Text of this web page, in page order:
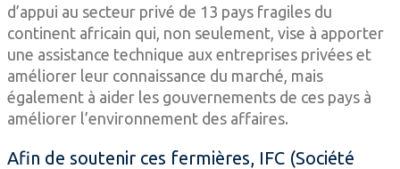
d’appui au secteur privé de 13 pays fragiles du
continent africain qui, non seulement, vise à apporter
une assistance technique aux entreprises privées et
améliorer leur connaissance du marché, mais
également à aider les gouvernements de ces pays à
améliorer l’environnement des affaires.
Afin de soutenir ces fermières, IFC (Société